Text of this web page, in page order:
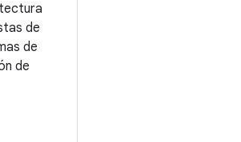
de
de
de